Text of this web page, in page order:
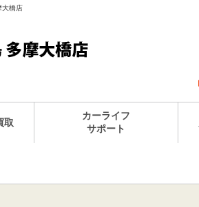
橋店
取
カーライフ
サポート